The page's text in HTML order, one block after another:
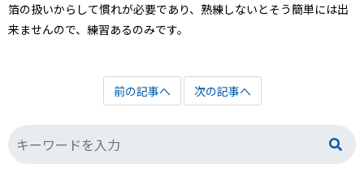
箔の扱いからして慣れが必要であり、熟練しないとそう簡単には出
来ませんので、練習あるのみです。
前の記事へ 次の記事へ